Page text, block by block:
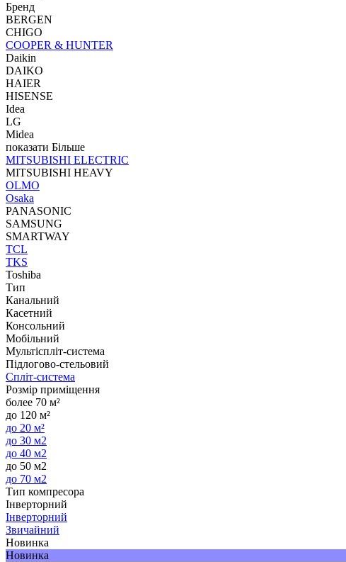
Бренд
BERGEN
CHIGO
COOPER & HUNTER
Daikin
DAIKO
HAIER
HISENSE
Idea
LG
Midea
показати Більше
MITSUBISHI ELECTRIC
MITSUBISHI HEAVY
OLMO
Osaka
PANASONIC
SAMSUNG
SMARTWAY
TCL
TKS
Toshiba
Тип
Канальний
Касетний
Консольний
Мобільний
Мультіспліт-система
Підлогово-стельовий
Спліт-система
Розмір приміщення
более 70 м²
до 120 м²
до 20 м²
до 30 м2
до 40 м2
до 50 м2
до 70 м2
Тип компресора
Інверторний
Інверторний
Звичайний
Новинка
Новинка